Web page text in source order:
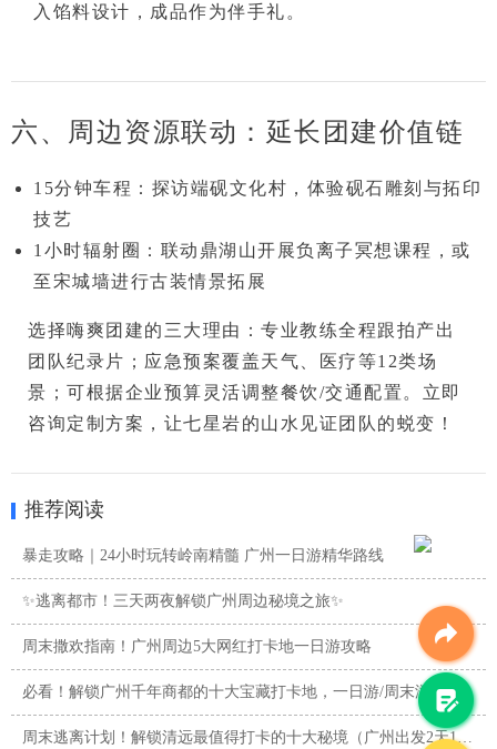
入馅料设计，成品作为伴手礼。
六、周边资源联动：延长团建价值链
15分钟车程 ：探访端砚文化村，体验砚石雕刻与拓印
技艺
1小时辐射圈 ：联动鼎湖山开展负离子冥想课程 ，或
至宋城墙进行古装情景拓展
选择嗨爽团建的三大理由 ：专业教练全程跟拍产出
团队纪录片；应急预案覆盖天气、医疗等12类场
景；可根据企业预算灵活调整餐饮/交通配置。 立即
咨询定制方案，让七星岩的山水见证团队的蜕变！
推荐阅读
暴走攻略｜24小时玩转岭南精髓 广州一日游精华路线
✨逃离都市！三天两夜解锁广州周边秘境之旅✨
周末撒欢指南！广州周边5大网红打卡地一日游攻略
必看！解锁广州千年商都的十大宝藏打卡地，一日游/周末游攻略
周末逃离计划！解锁清远最值得打卡的十大秘境（广州出发2天1夜 ...